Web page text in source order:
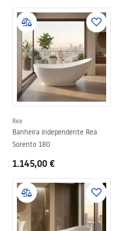
Rea
Banheira independente Rea
Sorento 180
1.145,00 €